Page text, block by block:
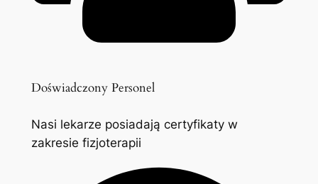
Doświadczony Personel
Nasi lekarze posiadają certyfikaty w
zakresie fizjoterapii